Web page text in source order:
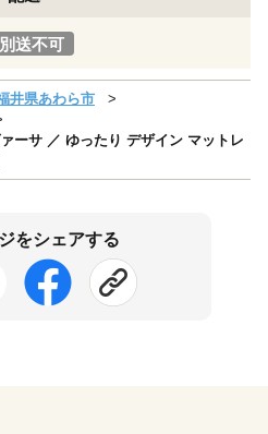
別送不可
井県あわら市
ーサ ／ ゆったり デザイン マットレ
をシェアする